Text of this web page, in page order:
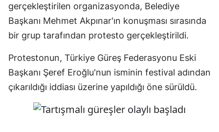
gerçekleştirilen organizasyonda, Belediye
Başkanı Mehmet Akpınar'ın konuşması sırasında
bir grup tarafından protesto gerçekleştirildi.
Protestonun, Türkiye Güreş Federasyonu Eski
Başkanı Şeref Eroğlu'nun isminin festival adından
çıkarıldığı iddiası üzerine yapıldığı öne sürüldü.